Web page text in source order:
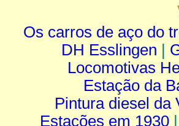
Os carros de aço do
DH Esslingen
Locomotivas
Estação da
Pintura diesel da
Estações em 1930